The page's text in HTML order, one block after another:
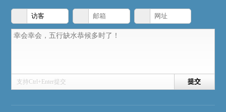
支持Ctrl+Enter提交